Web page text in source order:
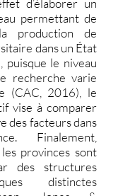
d’élaborer un
permettant de
production de
dans un État
puisque le niveau
recherche varie
(CAC, 2016), le
vise à comparer
des facteurs dans
Finalement,
provinces sont
des structures
distinctes